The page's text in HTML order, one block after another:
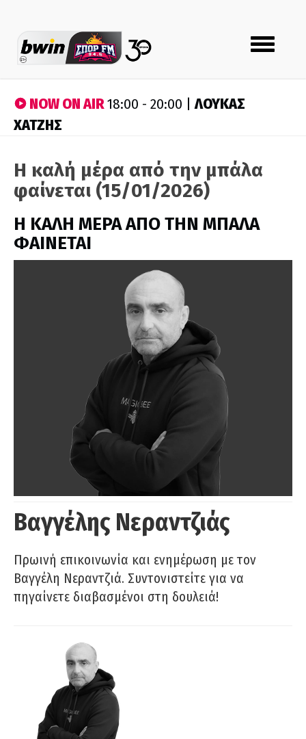
Toggle
navigation
NOW ON AIR18:00 - 20:00 |ΛΟΥΚΑΣ
ΧΑΤΖΗΣ
Η καλή μέρα από την μπάλα
φαίνεται (15/01/2026)
H ΚΑΛΗ ΜΕΡΑ ΑΠΟ ΤΗΝ ΜΠΑΛΑ
ΦΑΙΝΕΤΑΙ
Βαγγέλης Νεραντζιάς
Πρωινή επικοινωνία και ενημέρωση με τον
Βαγγέλη Νεραντζιά. Συντονιστείτε για να
πηγαίνετε διαβασμένοι στη δουλειά!